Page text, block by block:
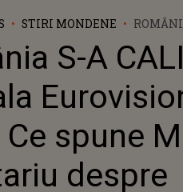
STIRI MONDENE
SPUNE
MERITĂ
S-A
spune
despre